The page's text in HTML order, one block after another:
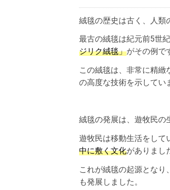
絨毯の歴史は古く、人類
最古の絨毯は紀元前5世
ジリク絨毯」がその例で
この絨毯は、非常に精緻
の高度な技術を示してい
絨毯の発展は、遊牧民の
遊牧民は移動生活をして
中に敷く文化がありまし
これが絨毯の起源とな
も発展しました。